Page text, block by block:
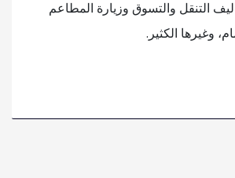
التنقل والتسوق وزيارة المطاعم
وغيرها الكثير.